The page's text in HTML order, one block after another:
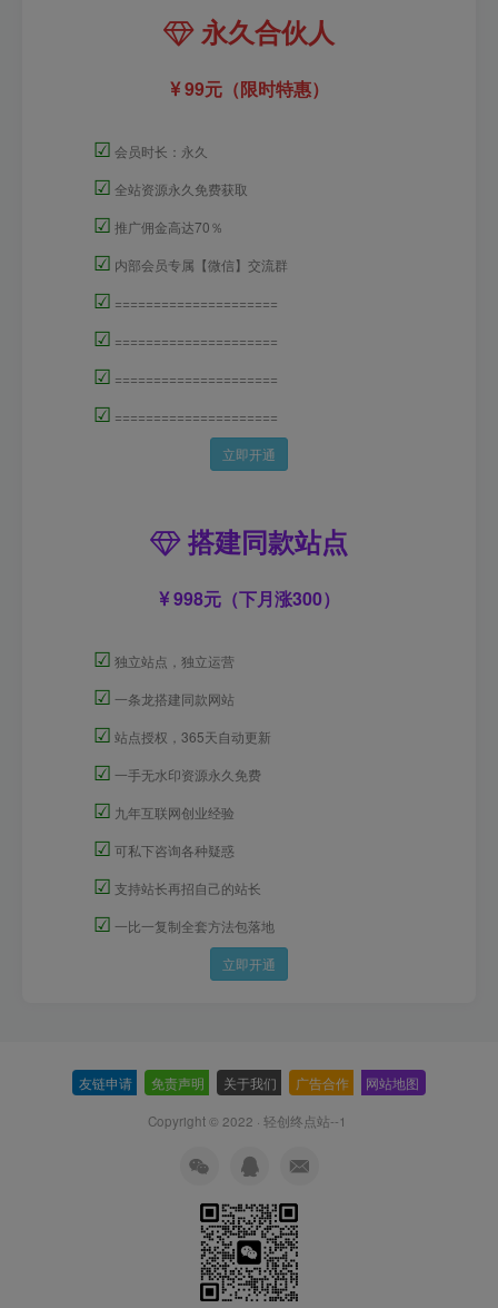
永久合伙人
99元（限时特惠）
☑ 会员时长：永久
☑ 全站资源永久免费获取
☑ 推广佣金高达70％
☑ 内部会员专属【微信】交流群
☑ =====================
☑ =====================
☑ =====================
☑ =====================
立即开通
搭建同款站点
998元（下月涨300）
☑ 独立站点，独立运营
☑ 一条龙搭建同款网站
☑ 站点授权，365天自动更新
☑ 一手无水印资源永久免费
☑ 九年互联网创业经验
☑ 可私下咨询各种疑惑
☑ 支持站长再招自己的站长
☑ 一比一复制全套方法包落地
立即开通
友链申请 免责声明 关于我们 广告合作 网站地图
Copyright © 2022 · 轻创终点站--1